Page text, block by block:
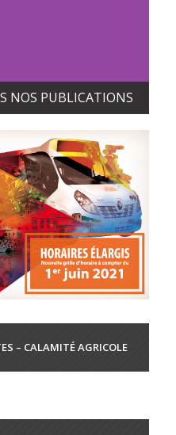
NOS PUBLICATIONS
– CALAMITÉ AGRICOLE